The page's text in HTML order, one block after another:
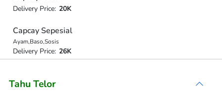
Delivery Price: 20K
Capcay Sepesial
Ayam,Baso,Sosis
Delivery Price: 26K
Tahu Telor